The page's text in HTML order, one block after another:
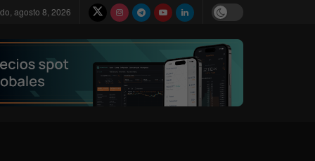
agosto 8, 2026